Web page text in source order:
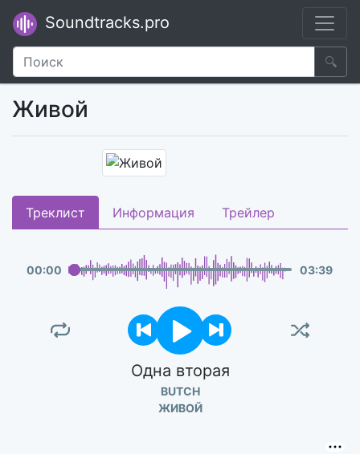
Soundtracks.pro
🔍
Живой
Треклист Информация Трейлер
00:00 03:39
Одна вторая
BUTCH
ЖИВОЙ